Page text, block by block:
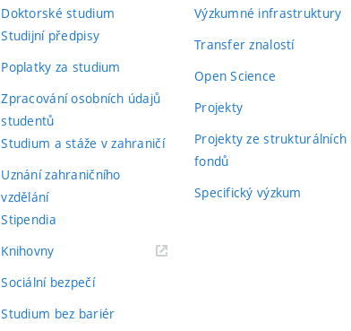
Doktorské studium
Studijní předpisy
Poplatky za studium
Zpracování osobních údajů
studentů
Studium a stáže v zahraničí
Uznání zahraničního
vzdělání
Stipendia
Knihovny(externí
Sociální bezpečí
Studium bez bariér
Výzkumné infrastruktury
Transfer znalostí
Open Science
Projekty
Projekty ze strukturálních
fondů
Specifický výzkum